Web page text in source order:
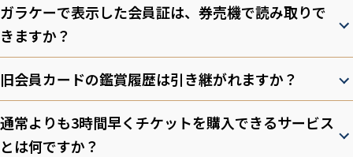
ガラケーで表示した会員証は、券売機で読み取りで
きますか？
旧会員カードの鑑賞履歴は引き継がれますか？
通常よりも3時間早くチケットを購入できるサービス
とは何ですか？